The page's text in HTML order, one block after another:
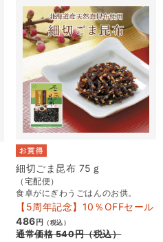
細切ごま昆布 75ｇ
（宅配便）
食卓がにぎわうごはんのお供。
【5周年記念】10％OFFセール
486 円 （税込）
通常価格540円（税込）